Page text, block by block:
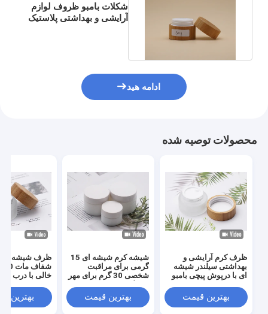
شکلات بامبو ظروف لوازم
آرایشی و بهداشتی پلاستیک
ادامه هید
محصولات توصیه شده
ظرف کرم آرایشی و
بهداشتی سیلندر شیشه
ای با درپوش پیچی بامبو
بهترین قیمت
شیشه کرم شیشه ای 15
گرمی برای مراقبت
شخصی 30 گرم برای مهر
آرایشیبهترین قیمت
ظرف شیشه
خالی با درب
بهترین